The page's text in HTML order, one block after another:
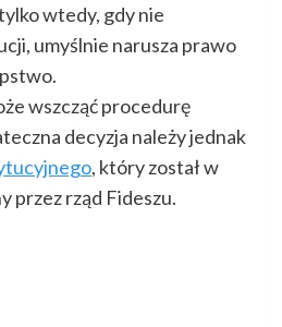
wtedy, gdy nie
umyślnie narusza prawo
wszcząć procedurę
decyzja należy jednak
, który został w
przez rząd Fideszu.